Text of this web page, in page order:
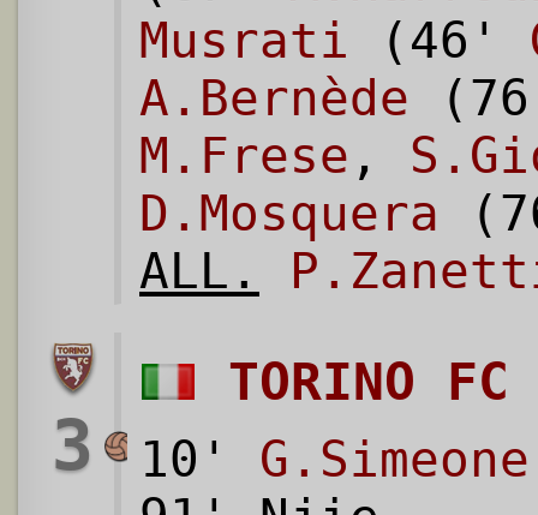
Musrati (46'
A.Bernède
M.Frese ,
D.Mosquera
ALL.
3
TORINO FC
10' G.Simeone